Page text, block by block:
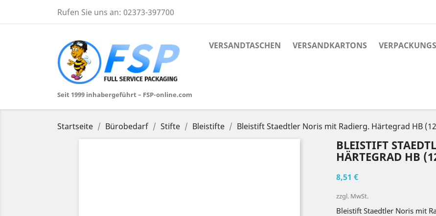
Rufen Sie uns an: 02373-397700
Seit 1999 inhabergeführt – FSP-online.com
VERSANDTASCHEN VERSANDKARTONS
Startseite Bürobedarf Stifte Bleistifte Bleistift Staedtler Noris mit Radierg. Härtegrad HB
BLEISTIFT
HÄRTEGRAD HB
8,51 €
zzgl. MwSt.
Bleistift Staedtler Noris mit